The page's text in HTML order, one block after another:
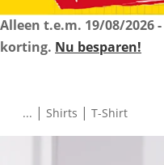
Alleen t.e.m. 19/08/2026
korting. Nu besparen!
... | Shirts | T-Shirt